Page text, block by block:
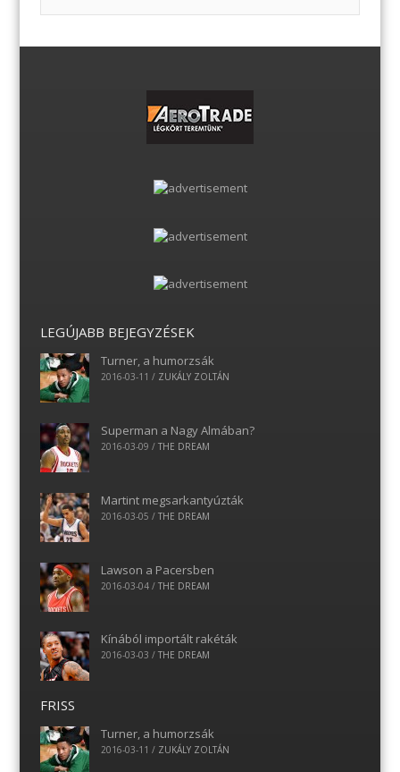
LEGÚJABB BEJEGYZÉSEK
Turner, a humorzsák
2016-03-11 / ZUKÁLY ZOLTÁN
Superman a Nagy Almában?
2016-03-09 / THE DREAM
Martint megsarkantyúzták
2016-03-05 / THE DREAM
Lawson a Pacersben
2016-03-04/ THE DREAM
Kínából importált rakéták
2016-03-03 / THE DREAM
FRISS
Turner, a humorzsák
2016-03-11 / ZUKÁLY ZOLTÁN